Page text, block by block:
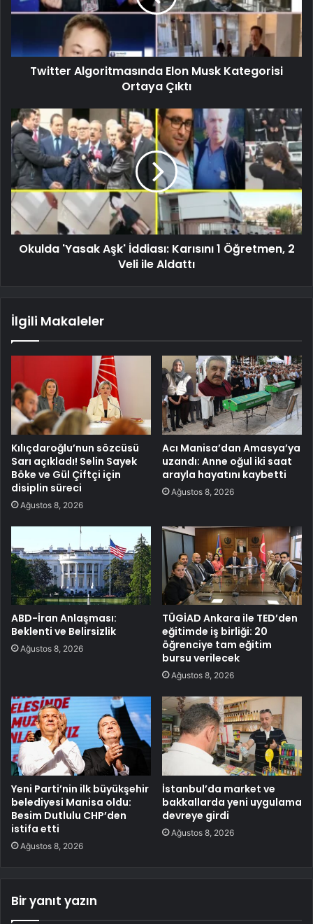
Twitter Algoritmasında Elon Musk Kategorisi
Ortaya Çıktı
Okulda 'Yasak Aşk' İddiası: Karısını 1 Öğretmen, 2
Veli ile Aldattı
İlgili Makaleler
Kılıçdaroğlu’nun sözcüsü
Sarı açıkladı! Selin Sayek
Böke ve Gül Çiftçi için
disiplin süreci
Ağustos 8, 2026
Acı Manisa’dan Amasya’ya
uzandı: Anne oğul iki saat
arayla hayatını kaybetti
Ağustos 8, 2026
ABD-İran Anlaşması:
Beklenti ve Belirsizlik
Ağustos 8, 2026
TÜGİAD Ankara ile TED’den
eğitimde iş birliği: 20
öğrenciye tam eğitim
bursu verilecek
Ağustos 8, 2026
Yeni Parti’nin ilk büyükşehir
belediyesi Manisa oldu:
Besim Dutlulu CHP’den
istifa etti
Ağustos 8, 2026
İstanbul’da market ve
bakkallarda yeni uygulama
devreye girdi
Ağustos 8, 2026
Bir yanıt yazın